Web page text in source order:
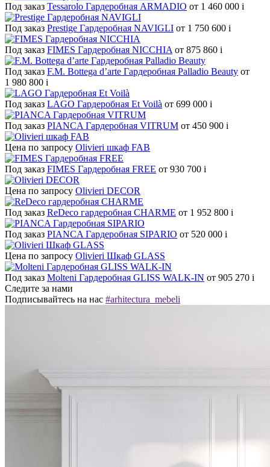
Под заказ Tessarolo Гардеробная ARMADIO от 1 460 000 i
Под заказ Prestige Гардеробная NAVIGLI от 1 750 600 i
Под заказ FIMES Гардеробная NICCHIA от 875 860 i
Под заказ F.M. Bottega d’arte Гардеробная Palladio Beauty от
1 980 800 i
Под заказ LAGO Гардеробная Et Voilà от 699 000 i
Под заказ PIANCA Гардеробная VITRUM от 450 900 i
Цена по запросу Olivieri шкаф FAB
Под заказ FIMES Гардеробная FREE от 930 700 i
Цена по запросу Olivieri DECOR
Под заказ ReDeco гардеробная CHARME от 1 952 800 i
Под заказ PIANCA Гардеробная SIPARIO от 520 000 i
Цена по запросу Olivieri Шкаф GLASS
Под заказ Molteni Гардеробная GLISS WALK-IN от 905 270 i
Следите за нами
Подписывайтесь на нас #arhitectura_mebeli